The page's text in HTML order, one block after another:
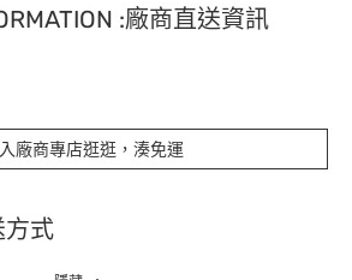
:廠商直送資訊
廠商專店逛逛，湊免運
方式